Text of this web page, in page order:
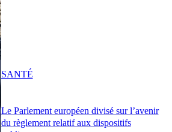
Le Parlement européen divisé sur l’avenir
du règlement relatif aux dispositifs
SANTÉ